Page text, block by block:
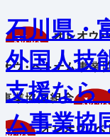
石川県・
外国人技
支援なら
ム事業協